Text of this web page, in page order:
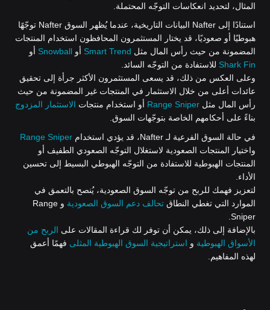
المثال، لتحديد انعكاسات التوجّه المحتملة.
استنادًا إلى Nafter البيانات التاريخية، عندما يُظهر السوق Nafter توجّهًا
هبوطيًا أو صعوديًا، قد يختار المستثمرون المحافظون استخدام المنتجات
المضمونة من حيث رأس المال مثل Smart Trend أو Snowball أو
Shark Fin للاستفادة من التوجّه السائد.
وعلى العكس من ذلك، قد يسعى المستثمرون الأكثر جرأة إلى تحقيق
عائدات أعلى من خلال الاستثمار في المنتجات غير المضمونة من حيث
رأس المال مثل Range Sniper أو استخدام منتجات الاستثمار المزدوج
بناءً على أحكامهم الخاصة بتوجّهات السوق.
في حالة السوق الفرعية لـ Nafter، قد يؤدي استخدام
Range Sniper
واختيار المنتجات الصعودية لاستغلال التوجّه الصعودي الطفيف أو
المنتجات الهبوطية للاستفادة من التوجّه الهبوطي البسيط إلى تحسين
الأداء.
لتعزيز فهمك للربح من توجّه السوق الصعودية، يُنصح بالتعمق في
الموارد التي تغطي النطاق تحالف دعم السوق الصعودية
و Range
Sniper.
بالإضافة إلى ذلك، يمكن أن توفر لك قراءة المقالات على الربح من
الأسواق الهبوطية و استراتيجية السوق الهبوطية المثلى فهمًا أعمق
لهذه المفاهيم.